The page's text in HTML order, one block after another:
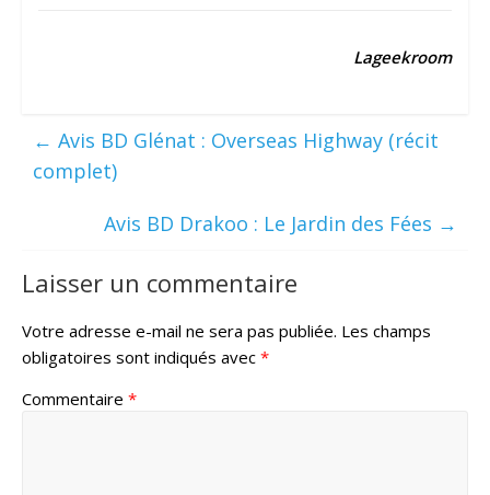
Lageekroom
← Avis BD Glénat : Overseas Highway (récit
complet)
Avis BD Drakoo : Le Jardin des Fées →
Laisser un commentaire
Votre adresse e-mail ne sera pas publiée. Les champs
obligatoires sont indiqués avec *
Commentaire *